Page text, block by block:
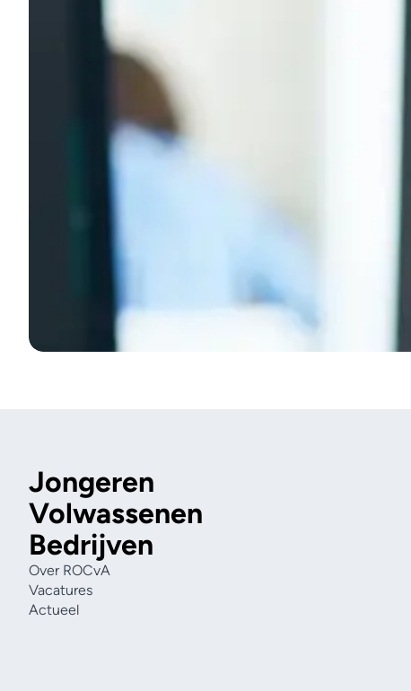
Jongeren
Volwassenen
Bedrijven
Over ROCvA
Vacatures
Actueel